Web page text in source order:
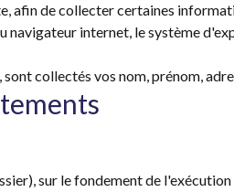
afin de collecter certaines
navigateur internet, le système
collectés vos nom, prénom,
sur le fondement de